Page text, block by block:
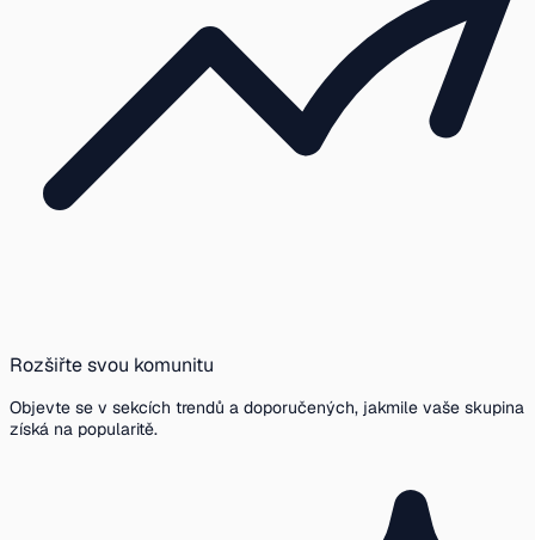
Rozšiřte svou komunitu
Objevte se v sekcích trendů a doporučených, jakmile vaše skupina
získá na popularitě.